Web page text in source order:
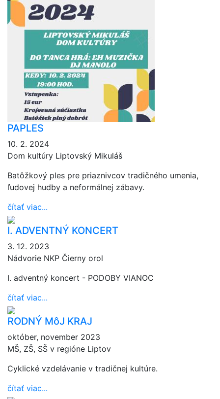
PAPLES
10. 2. 2024
Dom kultúry Liptovský Mikuláš
Batôžkový ples pre priaznivcov tradičného umenia,
ľudovej hudby a neformálnej zábavy.
čítať viac...
I. ADVENTNÝ KONCERT
3. 12. 2023
Nádvorie NKP Čierny orol
I. adventný koncert - PODOBY VIANOC
čítať viac...
RODNÝ MôJ KRAJ
október, november 2023
MŠ, ZŠ, SŠ v regióne Liptov
Cyklické vzdelávanie v tradičnej kultúre.
čítať viac...